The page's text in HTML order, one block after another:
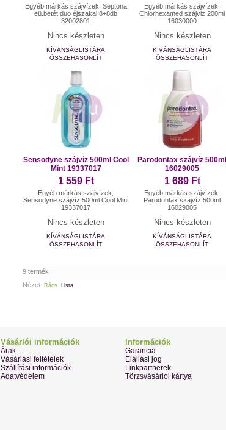
Egyéb márkás szájvízek, Septona
eü.betét duo éjszakai 8+8db
32002801
Nincs készleten
KÍVÁNSÁGLISTÁRA
ÖSSZEHASONLÍT
Egyéb márkás szájvízek,
Chlorhexamed szájviz 200ml
16030000
Nincs készleten
KÍVÁNSÁGLISTÁRA
ÖSSZEHASONLÍT
Sensodyne szájvíz 500ml Cool
Mint 19337017
1 559 Ft
Egyéb márkás szájvízek,
Sensodyne szájvíz 500ml Cool Mint
19337017
Nincs készleten
KÍVÁNSÁGLISTÁRA
ÖSSZEHASONLÍT
Parodontax szájvíz 500ml
16029005
1 689 Ft
Egyéb márkás szájvízek,
Parodontax szájvíz 500ml
16029005
Nincs készleten
KÍVÁNSÁGLISTÁRA
ÖSSZEHASONLÍT
9 termék
Nézet: Rács Lista
Vásárlói információk
Árak
Vásárlási feltételek
Szállítási információk
Adatvédelem
Információk
Garancia
Elállási jog
Linkpartnerek
Törzsvásárlói kártya